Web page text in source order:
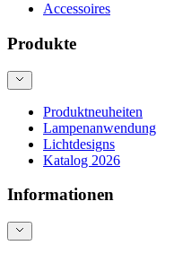
Accessoires
Produkte
Produktneuheiten
Lampenanwendung
Lichtdesigns
Katalog 2026
Informationen